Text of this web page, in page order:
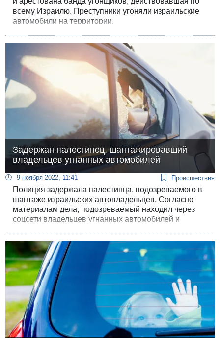
всему Израилю. Преступники угоняли израильские
автомобили на территории.
Задержан палестинец, шантажировавший
владельцев угнанных автомобилей
9 ноября 2022, 11:41 Происшествия
Полиция задержала палестинца, подозреваемого в
шантаже израильских автовладельцев. Согласно
материалам дела, подозреваемый находил через
соцсети владельцев угнанных автомобилей и